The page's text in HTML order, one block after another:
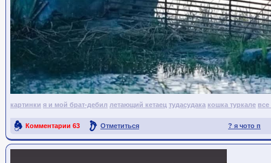
картинки я и мой брат-дебил летающий кетаец тудасудака кошка туркале
? я чото п
Комментарии 63 Отметиться
Ссылка на пост